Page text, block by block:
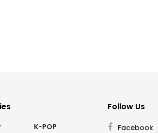
K-POP
Follow Us
Facebook